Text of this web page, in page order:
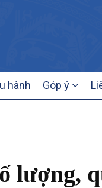
hành Góp ý
lượng,